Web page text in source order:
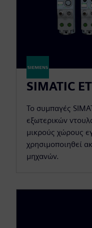
SIMATIC
Το συμπαγές
εξωτερικών
μικρούς χώρους
χρησιμοποιηθεί
μηχανών.